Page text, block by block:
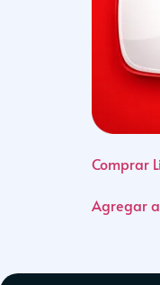
Comprar
Agregar